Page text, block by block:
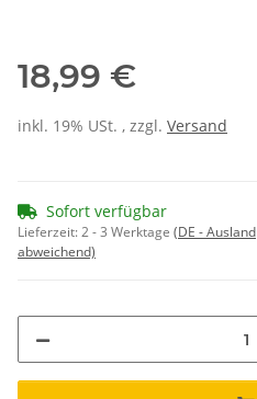
18,99 €
inkl. 19% USt. , zzgl. Versand
Sofort verfügbar
Lieferzeit:2 - 3 Werktage (DE - Ausland
abweichend)